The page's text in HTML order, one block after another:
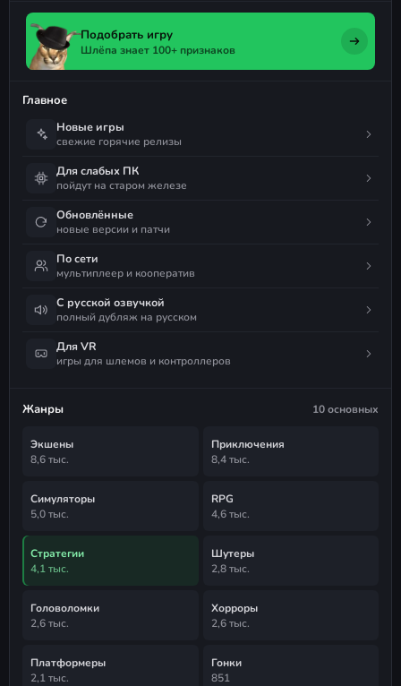
Подобрать игру
Шлёпа знает 100+ признаков
Главное
Новые игры
свежие горячие релизы
Для слабых ПК
пойдут на старом железе
Обновлённые
новые версии и патчи
По сети
мультиплеер и кооператив
С русской озвучкой
полный дубляж на русском
Для VR
игры для шлемов и контроллеров
Жанры 10 основных
Экшены
8,6 тыс.
Приключения
8,4 тыс.
Симуляторы
5,0 тыс.
RPG
4,6 тыс.
Стратегии
4,1 тыс.
Шутеры
2,8 тыс.
Головоломки
2,6 тыс.
Хорроры
2,6 тыс.
Платформеры
2,1 тыс.
Гонки
851